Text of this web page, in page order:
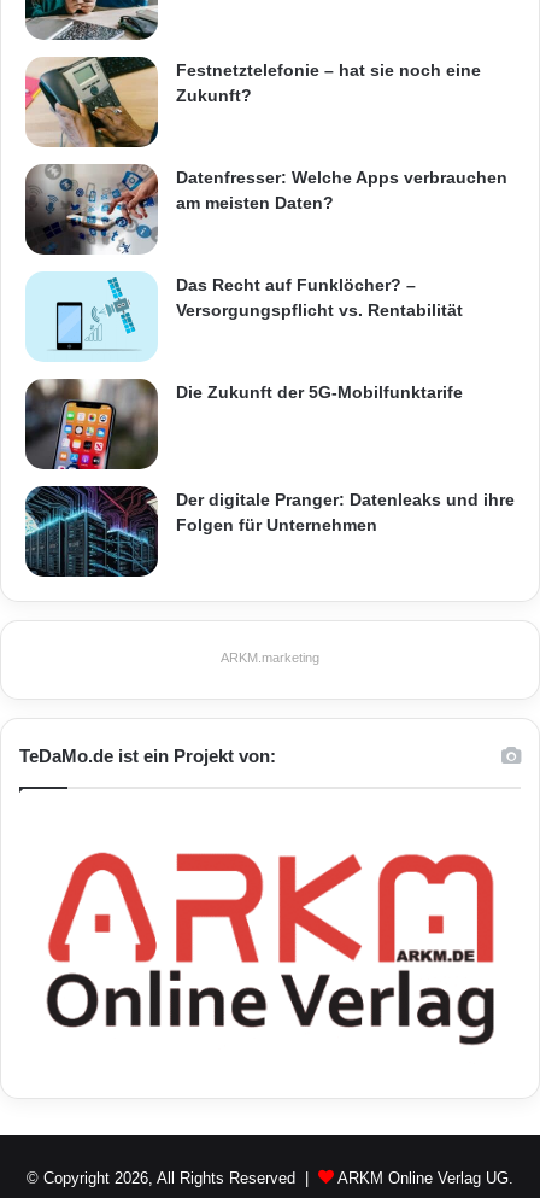
Festnetztelefonie – hat sie noch eine
Zukunft?
Datenfresser: Welche Apps verbrauchen
am meisten Daten?
Das Recht auf Funklöcher? –
Versorgungspflicht vs. Rentabilität
Die Zukunft der 5G-Mobilfunktarife
Der digitale Pranger: Datenleaks und ihre
Folgen für Unternehmen
ARKM.marketing
TeDaMo.de ist ein Projekt von:
© Copyright 2026, All Rights Reserved | ARKM Online Verlag UG.